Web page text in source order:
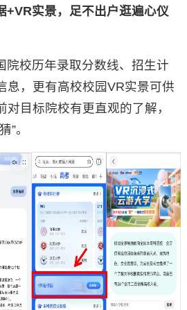
+VR实景，足不出户逛遍心仪
院校历年录取分数线、招生计
息，更有高校校园VR实景可供
目标院校有更直观的了解，
”。